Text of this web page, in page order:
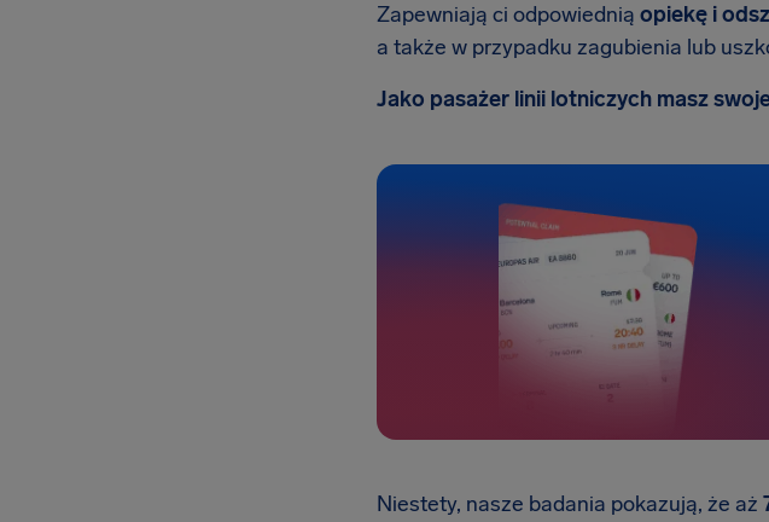
Zapewniają ci odpowiednią opiekę i
a także w przypadku zagubienia lub
Jako pasażer linii lotniczych masz
Niestety, nasze badania pokazują, że aż